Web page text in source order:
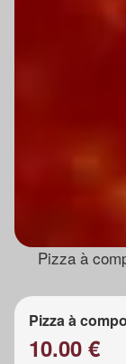
Pizza à
Pizza à
10.00 €